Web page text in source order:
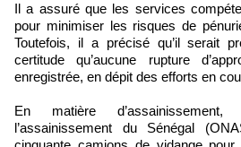
‎‎Il a assuré que les services
pour minimiser les risques de
Toutefois, il a précisé qu’il serait
certitude qu’aucune rupture
enregistrée, en dépit des efforts en
‎En matière
l’assainissement du Sénégal